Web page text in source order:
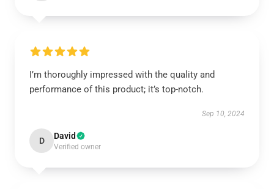
I’m thoroughly impressed with the quality and
performance of this product; it’s top-notch.
Sep 10, 2024
D David
Verified owner